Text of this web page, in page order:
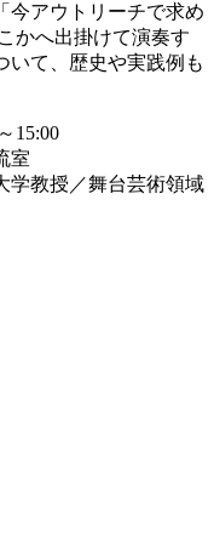
今アウトリーチで求め
かへ出掛けて演奏す
いて、歴史や実践例も
15:00
室
教授／舞台芸術領域